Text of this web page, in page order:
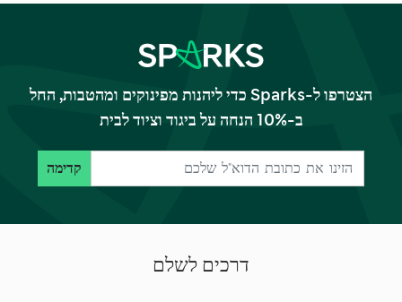
הצטרפו ל-Sparks כדי ליהנות מפינוקים ומהטבות, החל
ב-10% הנחה על ביגוד וציוד לבית
קדימה
דרכים לשלם